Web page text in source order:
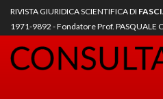
RIVISTA GIURIDICA SCIENTIFICA DI
1971-9892 - Fondatore Prof. PASQUALE